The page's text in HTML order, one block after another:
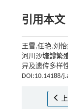
引用本文
王雪,任艳,刘
河川沙塘鳢繁
异及遗传多样
DOI:10.14188/